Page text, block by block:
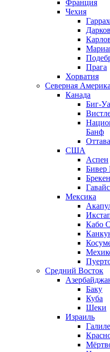
Франция
Чехия
Дарков
Прага
Хорватия
Северная Америка
Канада
Биг-
Банф
Оттава
США
Аспен
Бивер
Мексика
Кабо
Средний Восток
Баку
Куба
Шеки
Израиль